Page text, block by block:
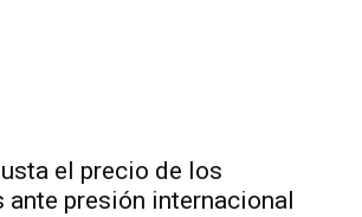
el precio de los
ante presión internacional